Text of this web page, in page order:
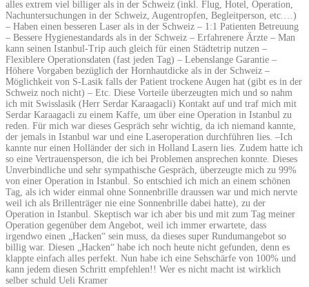
alles extrem viel billiger als in der Schweiz (inkl. Flug, Hotel, Operation,
Nachuntersuchungen in der Schweiz, Augentropfen, Begleitperson, etc.…)
– Haben einen besseren Laser als in der Schweiz – 1:1 Patienten Betreuung
– Bessere Hygienestandards als in der Schweiz – Erfahrenere Ärzte – Man
kann seinen Istanbul-Trip auch gleich für einen Städtetrip nutzen –
Flexiblere Operationsdaten (fast jeden Tag) – Lebenslange Garantie –
Höhere Vorgaben bezüglich der Hornhautdicke als in der Schweiz –
Möglichkeit von S-Lasik falls der Patient trockene Augen hat (gibt es in der
Schweiz noch nicht) – Etc. Diese Vorteile überzeugten mich und so nahm
ich mit Swisslasik (Herr Serdar Karaagacli) Kontakt auf und traf mich mit
Serdar Karaagacli zu einem Kaffe, um über eine Operation in Istanbul zu
reden. Für mich war dieses Gespräch sehr wichtig, da ich niemand kannte,
der jemals in Istanbul war und eine Laseroperation durchführen lies. –Ich
kannte nur einen Holländer der sich in Holland Lasern lies. Zudem hatte ich
so eine Vertrauensperson, die ich bei Problemen ansprechen konnte. Dieses
Unverbindliche und sehr sympathische Gespräch, überzeugte mich zu 99%
von einer Operation in Istanbul. So entschied ich mich an einem schönen
Tag, als ich wider einmal ohne Sonnenbrille draussen war und mich nervte
weil ich als Brillenträger nie eine Sonnenbrille dabei hatte), zu der
Operation in Istanbul. Skeptisch war ich aber bis und mit zum Tag meiner
Operation gegenüber dem Angebot, weil ich immer erwartete, dass
irgendwo einen „Hacken“ sein muss, da dieses super Rundumangebot so
billig war. Diesen „Hacken“ habe ich noch heute nicht gefunden, denn es
klappte einfach alles perfekt. Nun habe ich eine Sehschärfe von 100% und
kann jedem diesen Schritt empfehlen!! Wer es nicht macht ist wirklich
selber schuld Ueli Kramer